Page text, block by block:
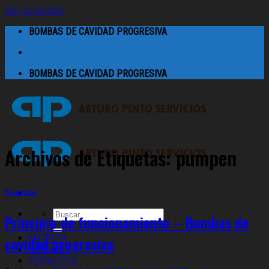
Skip to content
BOMBAS DE CAVIDAD PROGRESIVA
BOMBAS DE CAVIDAD PROGRESIVA
EMPRESA
SERVICIOS
PRODUCTOS
Archivos de Etiquetas: pumpen
Productos
Principio de funcionamiento – Bombas de
cavidad progresiva